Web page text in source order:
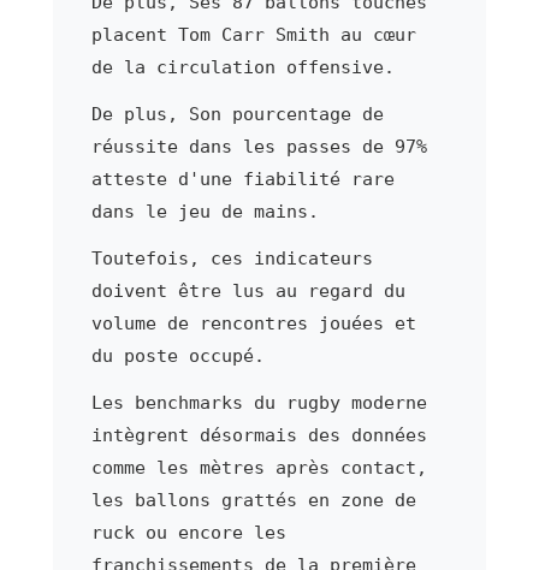
placent Tom Carr Smith au cœur
de la circulation offensive.
De plus, Son pourcentage de
réussite dans les passes de 97%
atteste d'une fiabilité rare
dans le jeu de mains.
Toutefois, ces indicateurs
doivent être lus au regard du
volume de rencontres jouées et
du poste occupé.
Les benchmarks du rugby moderne
intègrent désormais des données
comme les mètres après contact,
les ballons grattés en zone de
ruck ou encore les
franchissements de la première